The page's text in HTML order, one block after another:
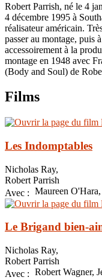
Robert Parrish, né le 4
4 décembre 1995 à
réalisateur américain.
passer au montage, puis
accessoirement à la
montage en 1948 avec
(Body and Soul) de
Films
Les Indomptables
Nicholas Ray,
Robert Parrish
Avec : Maureen
Le Brigand bien-
Nicholas Ray,
Robert Parrish
Avec : Robert Wagner,